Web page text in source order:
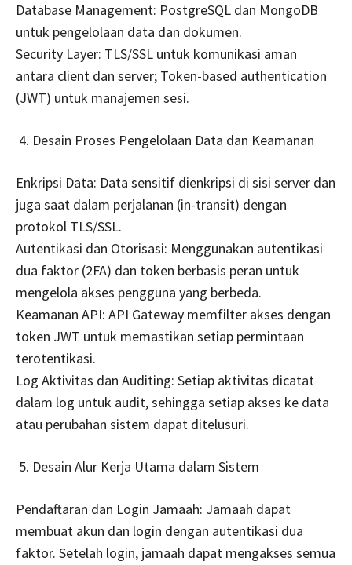
Database Management: PostgreSQL dan MongoDB
untuk pengelolaan data dan dokumen.
Security Layer: TLS/SSL untuk komunikasi aman
antara client dan server; Token-based authentication
(JWT) untuk manajemen sesi.
Desain Proses Pengelolaan Data dan Keamanan
Enkripsi Data: Data sensitif dienkripsi di sisi server dan
juga saat dalam perjalanan (in-transit) dengan
protokol TLS/SSL.
Autentikasi dan Otorisasi: Menggunakan autentikasi
dua faktor (2FA) dan token berbasis peran untuk
mengelola akses pengguna yang berbeda.
Keamanan API: API Gateway memfilter akses dengan
token JWT untuk memastikan setiap permintaan
terotentikasi.
Log Aktivitas dan Auditing: Setiap aktivitas dicatat
dalam log untuk audit, sehingga setiap akses ke data
atau perubahan sistem dapat ditelusuri.
Desain Alur Kerja Utama dalam Sistem
Pendaftaran dan Login Jamaah: Jamaah dapat
membuat akun dan login dengan autentikasi dua
faktor. Setelah login, jamaah dapat mengakses semua